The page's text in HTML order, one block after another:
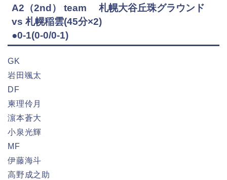
A2（2nd） team 札幌大谷丘珠グラウンド
vs 札幌稲雲(45分×2)
●0-1(0-0/0-1)
GK
岩田颯太
DF
柬理伶月
濵本蒼大
小泉光輝
MF
伊藤海斗
高野成之助